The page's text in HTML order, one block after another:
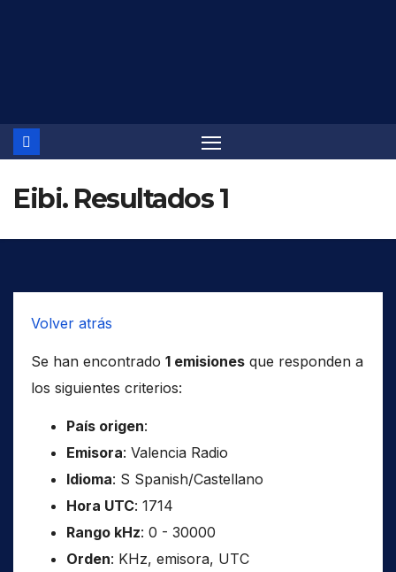
Eibi. Resultados 1
Volver atrás
Se han encontrado 1 emisiones que responden a
los siguientes criterios:
País origen:
Emisora: Valencia Radio
Idioma: S Spanish/Castellano
Hora UTC: 1714
Rango kHz: 0 - 30000
Orden: KHz, emisora, UTC